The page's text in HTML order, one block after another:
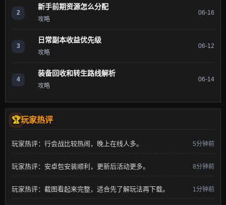
2
新手前期资源怎么分配
攻略
06-16
3
日常副本收益优先级
攻略
06-12
4
装备回收和转生路线解析
攻略
06-14
玩家热评
玩家热评：行会战比较热闹，晚上在线人多。 5分钟前
玩家热评：安卓包安装顺利，更新后活动更多。 8分钟前
玩家热评：截图看起来完整，适合先了解玩法再下载。 1分钟前